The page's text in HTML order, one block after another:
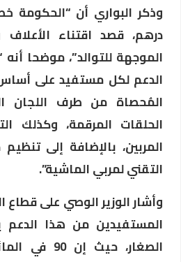
درهم، قصد اقتناء الأعلاف
الموجهة للتوالد”، موضحا
الدعم لكل مستفيد على
المُحصاة من طرف اللجان
الحلقات المرقمة، وكذلك
المربين، بالإضافة إلى
التقني لمربي الماشية”.
وأشار الوزير الوصي على
المستفيدين من هذا الدعم
الصغار،